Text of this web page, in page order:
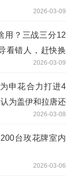
2026-03-09
用？三战三分12
看错人，赶快换
2026-03-09
申花合力打进4
为盖伊和拉唐还
2026-03-08
台玫花牌室内
2026-03-06